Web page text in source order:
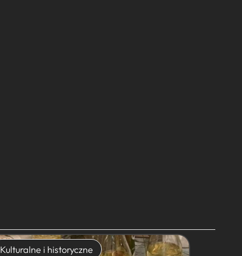
Kulturalne i historyczne